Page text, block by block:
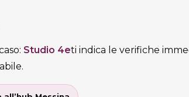
Studio 4eti indica le verifiche